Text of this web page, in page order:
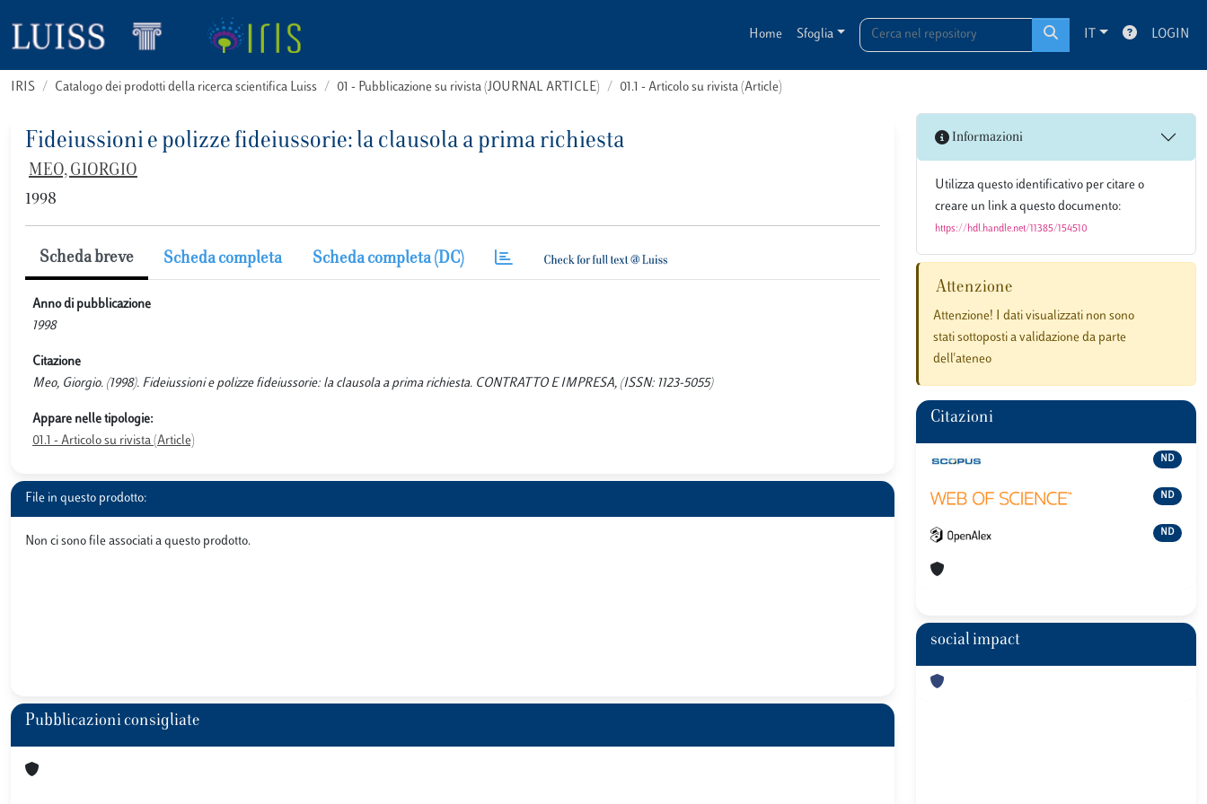
Home Sfoglia IT LOGIN
IRIS Catalogo dei prodotti della ricerca scientifica Luiss 01 - Pubblicazione su rivista (JOURNAL ARTICLE) 01.1 - Articolo su rivista (Article)
Fideiussioni e polizze fideiussorie: la clausola a prima richiesta
MEO, GIORGIO
1998
Scheda breve Scheda completa Scheda completa (DC)
Anno di pubblicazione
1998
Citazione
Meo, Giorgio. (1998). Fideiussioni e polizze fideiussorie: la clausola a prima richiesta. CONTRATTO E IMPRESA, (ISSN: 1123-5055)
Appare nelle tipologie:
01.1 - Articolo su rivista (Article)
File in questo prodotto:
Non ci sono file associati a questo prodotto.
Pubblicazioni consigliate
Informazioni
Utilizza questo identificativo per citare o
creare un link a questo documento:
https://hdl.handle.net/11385/154510
Attenzione
Attenzione! I dati visualizzati non sono
stati sottoposti a validazione da parte
dell'ateneo
Citazioni
ND
ND
ND
social impact